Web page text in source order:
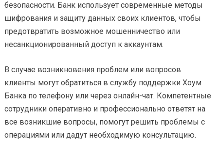
безопасности. Банк использует современные методы
шифрования и защиту данных своих клиентов, чтобы
предотвратить возможное мошенничество или
несанкционированный доступ к аккаунтам.
В случае возникновения проблем или вопросов
клиенты могут обратиться в службу поддержки Хоум
Банка по телефону или через онлайн-чат. Компетентные
сотрудники оперативно и профессионально ответят на
все возникшие вопросы, помогут решить проблемы с
операциями или дадут необходимую консультацию.